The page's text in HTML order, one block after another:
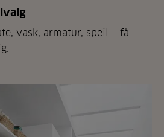
vask, armatur, speil – få